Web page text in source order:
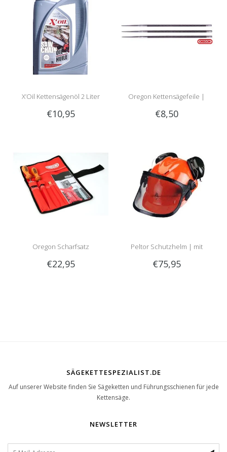
X’Oil Kettensägenöl 2 Liter
€10,95
Oregon Kettensägefeile |
Rundfeile
€8,50
Oregon Scharfsatz
€22,95
Peltor Schutzhelm | mit
Optime 2 Gehörschutz und
€75,95
SÄGEKETTESPEZIALIST.DE
Auf unserer Website finden Sie Sägeketten und Führungsschienen für jede
Kettensäge.
NEWSLETTER